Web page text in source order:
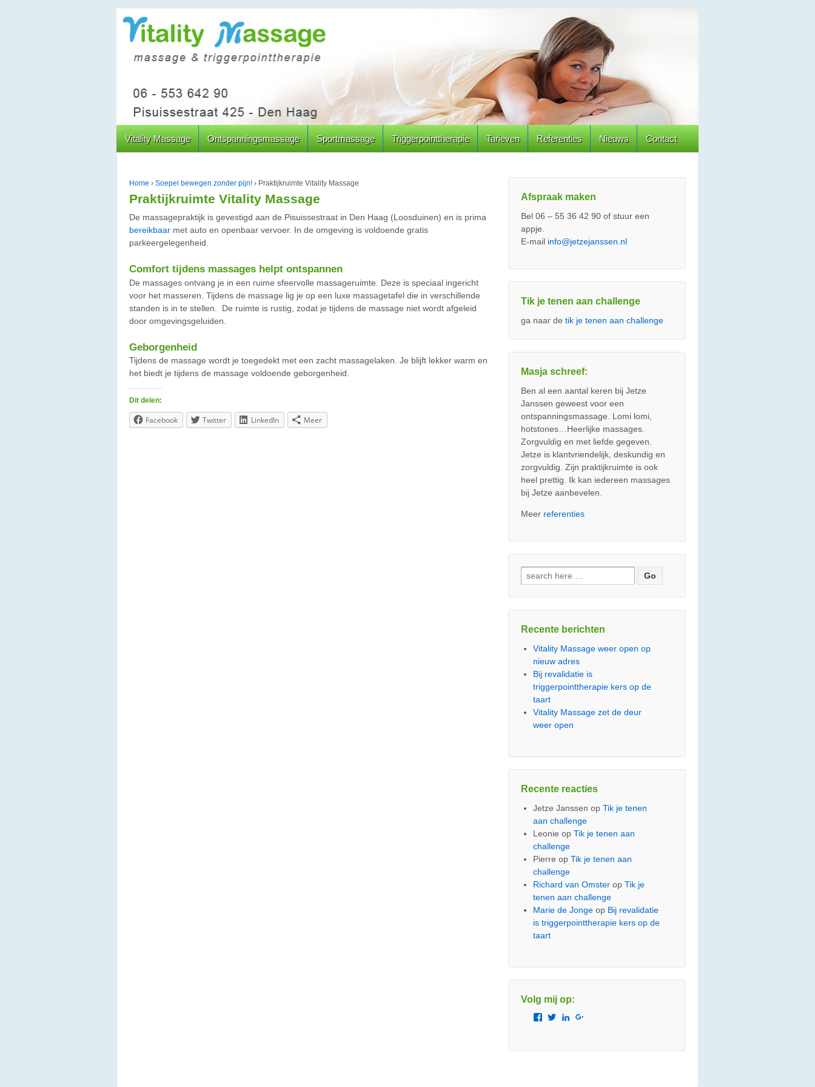
↓
DOORGAAN
NAAR
Vitality Massage Ontspanningsmassage Sportmassage Triggerpointtherapie Tarieven Referenties Nieuws Contact
Home › Soepel bewegen zonder pijn! › Praktijkruimte Vitality Massage
Praktijkruimte Vitality Massage
De massagepraktijk is gevestigd aan de Pisuissestraat in Den Haag (Loosduinen) en is prima
bereikbaar met auto en openbaar vervoer. In de omgeving is voldoende gratis
parkeergelegenheid.
Comfort tijdens massages helpt ontspannen
De massages ontvang je in een ruime sfeervolle massageruimte. Deze is speciaal ingericht
voor het masseren. Tijdens de massage lig je op een luxe massagetafel die in verschillende
standen is in te stellen. De ruimte is rustig, zodat je tijdens de massage niet wordt afgeleid
door omgevingsgeluiden.
Geborgenheid
Tijdens de massage wordt je toegedekt met een zacht massagelaken. Je blijft lekker warm en
het biedt je tijdens de massage voldoende geborgenheid.
Dit delen:
Facebook Twitter LinkedIn Meer
Afspraak maken
Bel 06 – 55 36 42 90 of stuur een
appje.
E-mail info@jetzejanssen.nl
Tik je tenen aan challenge
ga naar detik je tenen aan challenge
Masja schreef:
Ben al een aantal keren bij Jetze
Janssen geweest voor een
ontspanningsmassage. Lomi lomi,
hotstones…Heerlijke massages.
Zorgvuldig en met liefde gegeven.
Jetze is klantvriendelijk, deskundig en
zorgvuldig. Zijn praktijkruimte is ook
heel prettig. Ik kan iedereen massages
bij Jetze aanbevelen.
Meer referenties
Zoeken
naar:
Recente berichten
Vitality Massage weer open op
nieuw adres
Bij revalidatie is
triggerpointtherapie kers op de
taart
Vitality Massage zet de deur
weer open
Recente reacties
Jetze Janssen opTik je tenen
aan challenge
Leonie opTik je tenen aan
challenge
Pierre opTik je tenen aan
challenge
Richard van Omster opTik je
tenen aan challenge
Marie de Jonge op Bij revalidatie
is triggerpointtherapie kers op de
taart
Volg mij op:
BekijkBekijkBekijk